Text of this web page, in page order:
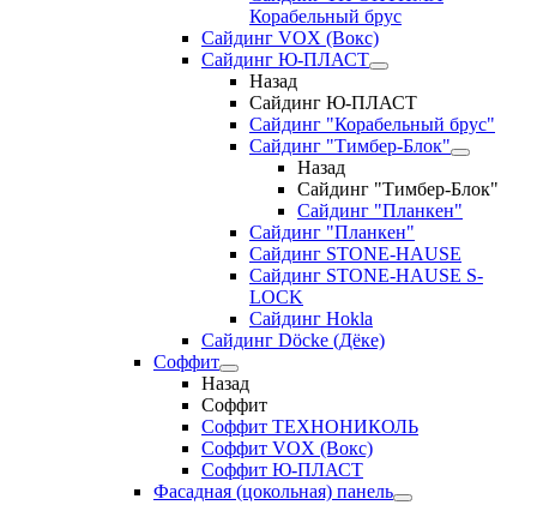
Корабельный брус
Сайдинг VOX (Вокс)
Сайдинг Ю-ПЛАСТ
Назад
Сайдинг Ю-ПЛАСТ
Сайдинг "Корабельный брус"
Сайдинг "Тимбер-Блок"
Назад
Сайдинг "Тимбер-Блок"
Сайдинг "Планкен"
Сайдинг "Планкен"
Сайдинг STONE-HAUSE
Сайдинг STONE-HAUSE S-
LOCK
Сайдинг Hokla
Сайдинг Döcke (Дёке)
Соффит
Назад
Соффит
Соффит ТЕХНОНИКОЛЬ
Соффит VOX (Вокс)
Соффит Ю-ПЛАСТ
Фасадная (цокольная) панель